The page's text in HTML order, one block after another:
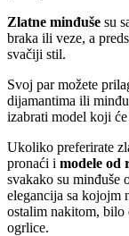
Zlatne minđuše su
braka ili veze, a
svačiji stil.
Svoj par možete
dijamantima ili
izabrati model koji
Ukoliko preferirate
pronaći i modele od
svakako su minđuše
elegancija sa kojojm
ostalim nakitom, bilo
ogrlice.